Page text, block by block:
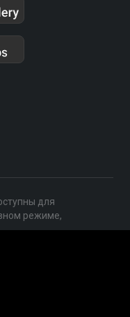
для
режиме,